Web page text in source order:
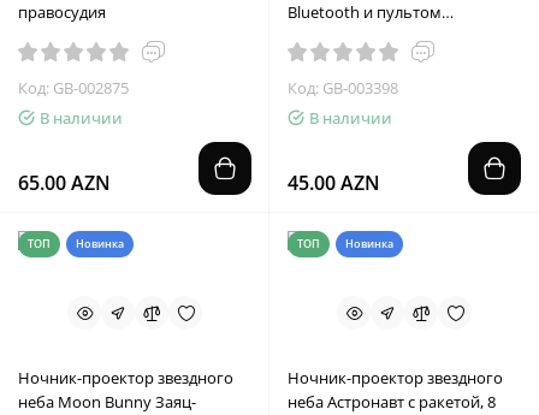
правосудия
Код: GB-002875
В наличии
65.00 AZN
Bluetooth и пультом
Код: GB-003398
В наличии
45.00 AZN
ТОП Новинка
Ночник-проектор звездного
неба Moon Bunny Заяц-
ТОП Новинка
Ночник-проектор звездного
неба Астронавт с ракетой, 8